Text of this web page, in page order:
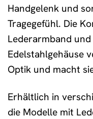
Handgelenk und
Tragegefühl. Die
Lederarmband
Edelstahlgehäuse
Optik und macht
Erhältlich in
die Modelle mit